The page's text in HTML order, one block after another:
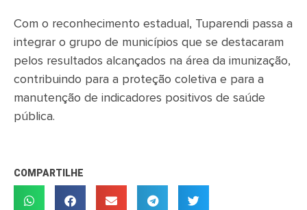
Com o reconhecimento estadual, Tuparendi passa a
integrar o grupo de municípios que se destacaram
pelos resultados alcançados na área da imunização,
contribuindo para a proteção coletiva e para a
manutenção de indicadores positivos de saúde
pública.
COMPARTILHE